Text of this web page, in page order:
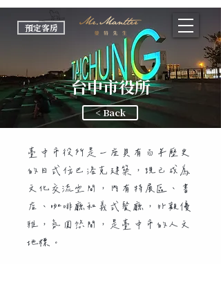
預定客房
台中市役所
< Back
臺中市役所是一座具有百年歷史
的日式仿巴洛克建築，現已成為
文化交流空間，內有特展區、書
店、咖啡廳和義式餐廳，外觀優
雅，氛圍悠閒，是臺中市的人文
地標。